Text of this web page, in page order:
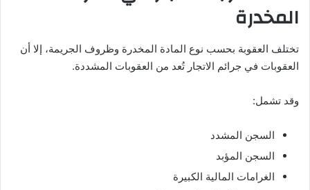
المخدرة
تختلف العقوبة بحسب نوع المادة المخدرة وظروف الجريمة، إلا أن
العقوبات في جرائم الاتجار تُعد من العقوبات المشددة.
وقد تشمل:
السجن المشدد
السجن المؤبد
الغرامات المالية الكبيرة